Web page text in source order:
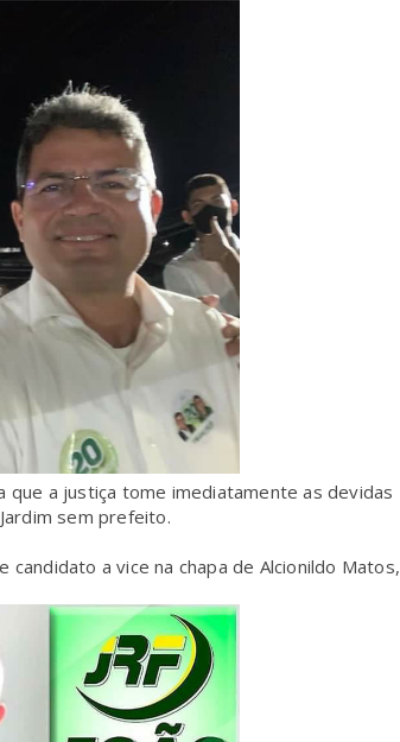
que a justiça tome imediatamente as devidas
sem prefeito.
a vice na chapa de Alcionildo Matos,